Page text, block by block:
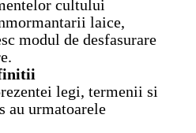
cultului
laice,
modul de desfasurare
legi, termenii si
au urmatoarele